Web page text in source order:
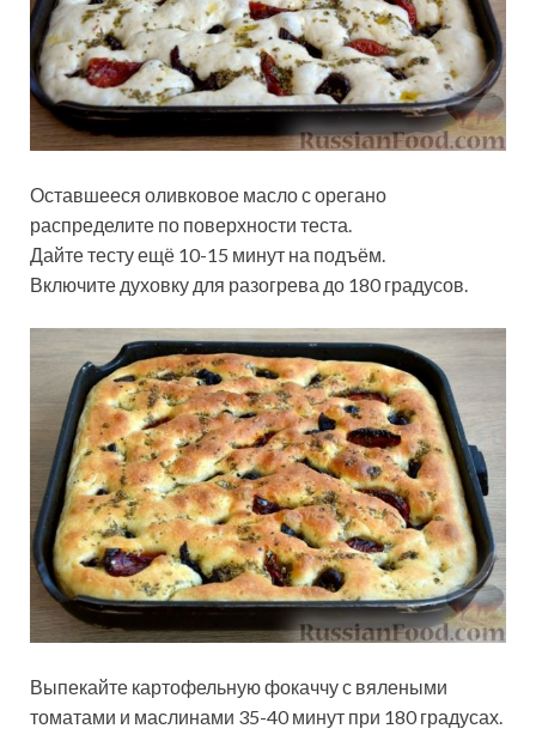
Оставшееся оливковое масло с орегано
распределите по поверхности теста.
Дайте тесту ещё 10-15 минут на подъём.
Включите духовку для разогрева до 180 градусов.
Выпекайте картофельную фокаччу с вялеными
томатами и маслинами 35-40 минут при 180 градусах.